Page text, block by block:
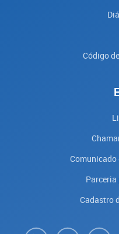
Código
Comunicado
Cadastro